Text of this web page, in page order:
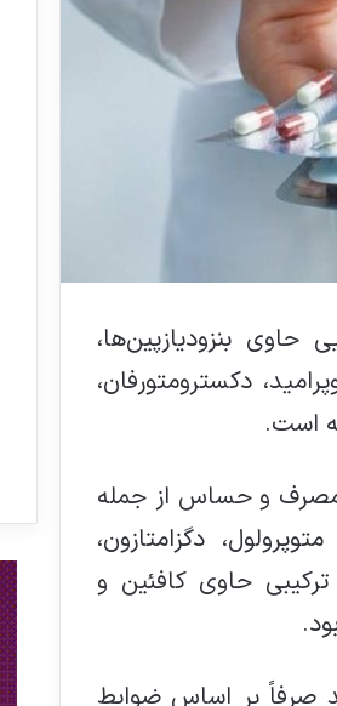
حاوی بنزودیازپین‌ها،
دکسترومتورفان،
است.
و حساس از جمله
دگزامتازون،
ترکیبی حاوی کافئین و
صرفاً بر اساس ضوابط